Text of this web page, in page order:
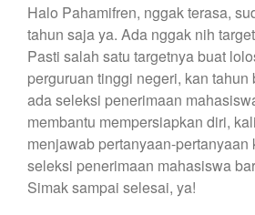
Halo Pahamifren, nggak terasa,
tahun saja ya. Ada nggak nih
Pasti salah satu targetnya buat
perguruan tinggi negeri, kan tahun
ada seleksi penerimaan
membantu mempersiapkan diri,
menjawab pertanyaan-pertanyaan
seleksi penerimaan mahasiswa
Simak sampai selesai, ya!